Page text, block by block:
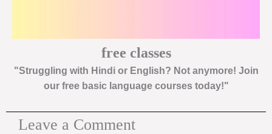
free classes
"Struggling with Hindi or English? Not anymore! Join
our free basic language courses today!"
Leave a Comment